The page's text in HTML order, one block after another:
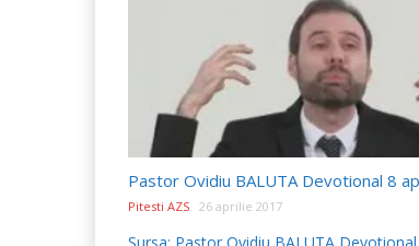
Pastor Ovidiu BALUTA Devotional 8
Pitesti AZS 26 aprilie 2017
Sursa: Pastor Ovidiu BALUTA